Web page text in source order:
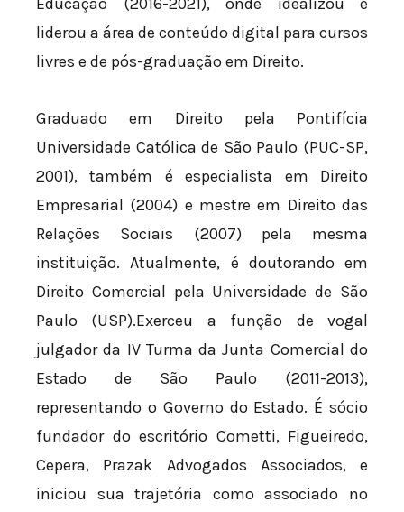
liderou a área de conteúdo digital para cursos
livres e de pós-graduação em Direito.
Graduado em Direito pela Pontifícia
Universidade Católica de São Paulo (PUC-SP,
2001), também é especialista em Direito
Empresarial (2004) e mestre em Direito das
Relações Sociais (2007) pela mesma
instituição. Atualmente, é doutorando em
Direito Comercial pela Universidade de São
Paulo (USP).Exerceu a função de vogal
julgador da IV Turma da Junta Comercial do
Estado de São Paulo (2011-2013),
representando o Governo do Estado. É sócio
fundador do escritório Cometti, Figueiredo,
Cepera, Prazak Advogados Associados, e
iniciou sua trajetória como associado no